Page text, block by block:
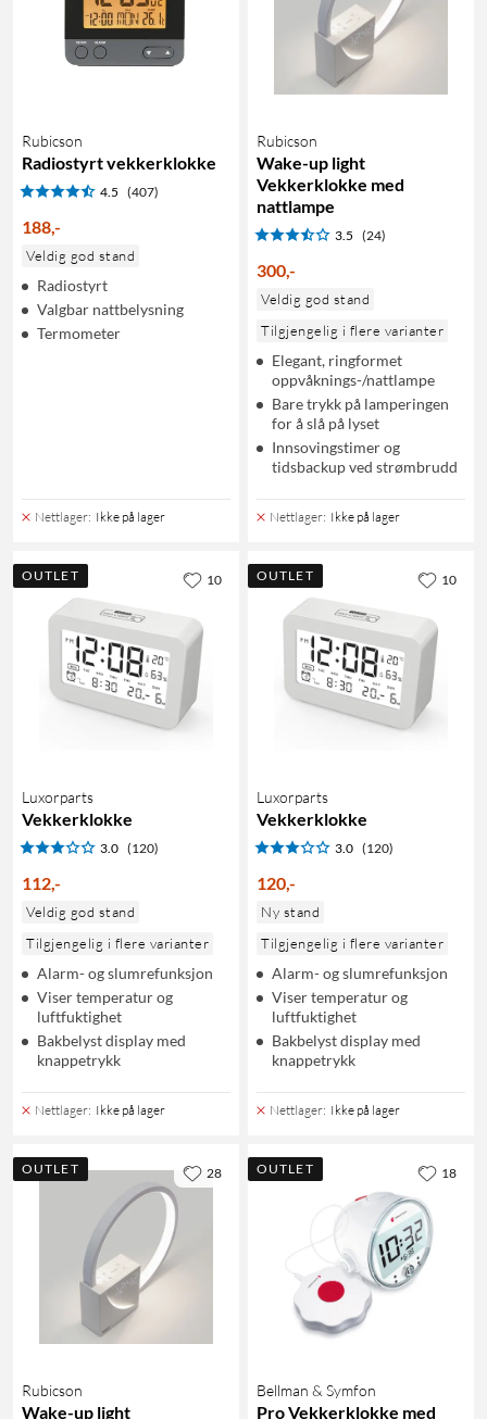
Rubicson
Radiostyrt vekkerklokke
4.5 (407)
188,-
Veldig god stand
Radiostyrt
Valgbar nattbelysning
Termometer
Nettlager: Ikke på lager
Rubicson
Wake-up light
Vekkerklokke med
nattlampe
3.5 (24)
300,-
Veldig god stand
Tilgjengelig i flere varianter
Elegant, ringformet
oppvåknings-/nattlampe
Bare trykk på lamperingen
for å slå på lyset
Innsovingstimer og
tidsbackup ved strømbrudd
Nettlager: Ikke på lager
OUTLET
Luxorparts
Vekkerklokke
3.0 (120)
112,-
Veldig god stand
Tilgjengelig i flere varianter
Alarm- og slumrefunksjon
Viser temperatur og
luftfuktighet
Bakbelyst display med
knappetrykk
Nettlager: Ikke på lager
10 OUTLET
Luxorparts
Vekkerklokke
3.0 (120)
120,-
Ny stand
Tilgjengelig i flere varianter
Alarm- og slumrefunksjon
Viser temperatur og
luftfuktighet
Bakbelyst display med
knappetrykk
Nettlager: Ikke på lager
10
OUTLET
Rubicson
Wake-up light
28 OUTLET
Bellman & Symfon
Pro Vekkerklokke med
18